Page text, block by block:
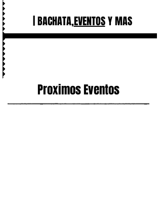
| BACHATA,EVENTOSY MAS
Proximos Eventos